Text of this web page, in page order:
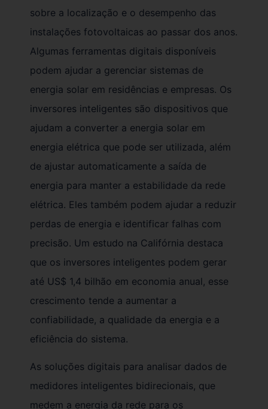
sobre a localização e o desempenho das
instalações fotovoltaicas ao passar dos anos.
Algumas ferramentas digitais disponíveis
podem ajudar a gerenciar sistemas de
energia solar em residências e empresas. Os
inversores inteligentes são dispositivos que
ajudam a converter a energia solar em
energia elétrica que pode ser utilizada, além
de ajustar automaticamente a saída de
energia para manter a estabilidade da rede
elétrica. Eles também podem ajudar a reduzir
perdas de energia e identificar falhas com
precisão. Um estudo na Califórnia destaca
que os inversores inteligentes podem gerar
até US$ 1,4 bilhão em economia anual, esse
crescimento tende a aumentar a
confiabilidade, a qualidade da energia e a
eficiência do sistema.
As soluções digitais para analisar dados de
medidores inteligentes bidirecionais, que
medem a energia da rede para os